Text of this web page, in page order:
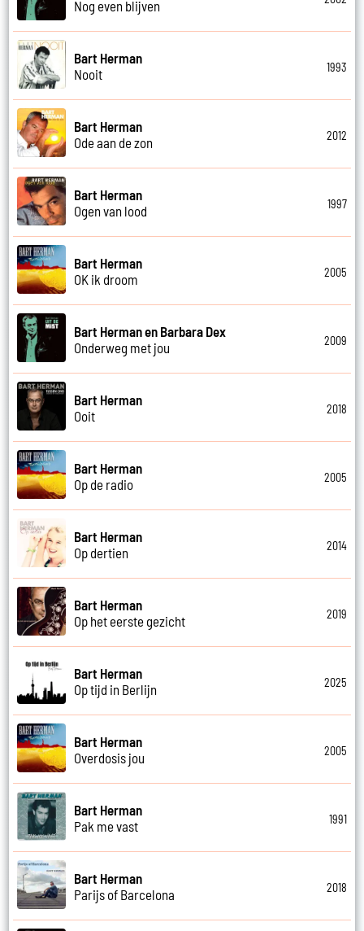
Nog even blijven
Bart Herman
Nooit
1993
Bart Herman
Ode aan de zon
2012
Bart Herman
Ogen van lood
1997
Bart Herman
OK ik droom
2005
Bart Herman en Barbara Dex
Onderweg met jou
2009
Bart Herman
Ooit
2018
Bart Herman
Op de radio
2005
Bart Herman
Op dertien
2014
Bart Herman
Op het eerste gezicht
2019
Bart Herman
Op tijd in Berlijn
2025
Bart Herman
Overdosis jou
2005
Bart Herman
Pak me vast
1991
Bart Herman
Parijs of Barcelona
2018